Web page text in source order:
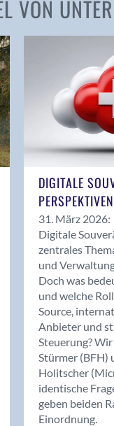
VON
DIGITALE
PERSPEKTIVEN
31. März 2026:
Digitale
zentrales
und
Doch was
und welche
Source,
Anbieter und
Steuerung?
Stürmer (BFH)
Holitscher
identische
geben beiden
Einordnung.